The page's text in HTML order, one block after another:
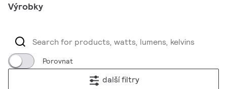
Výrobky
Porovnat
další filtry